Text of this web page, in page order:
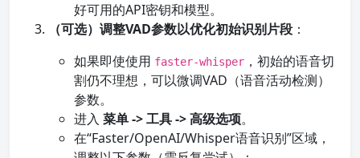
好可用的API密钥和模型。
（可选）调整VAD参数以优化初始识别片段 ：
如果即使使用 faster-whisper ，初始的语音切
割仍不理想，可以微调VAD（语音活动检测）
参数。
进入 菜单 -> 工具 -> 高级选项。
在“Faster/OpenAI/Whisper语音识别”区域，